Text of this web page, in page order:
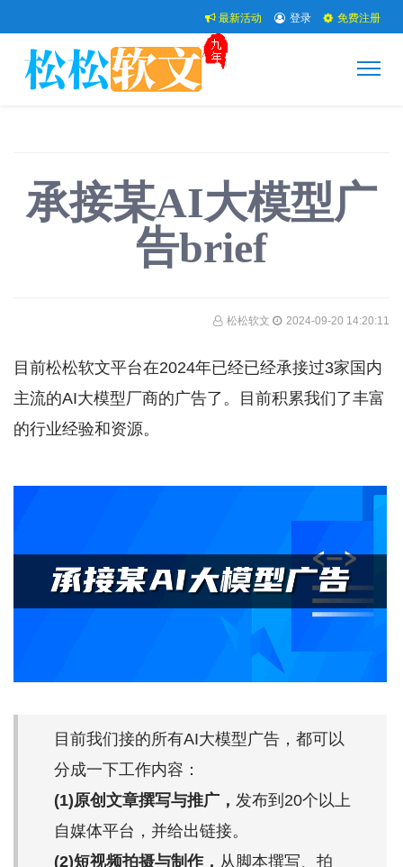
最新活动 登录 免费注册
承接某AI大模型广
告brief
松松软文 2024-09-20 14:20:11
目前松松软文平台在2024年已经已经承接过3家国内
主流的AI大模型厂商的广告了。目前积累我们了丰富
的行业经验和资源。
目前我们接的所有AI大模型广告，都可以
分成一下工作内容：
(1)原创文章撰写与推广， 发布到20个以上
自媒体平台，并给出链接。
(2)短视频拍摄与制作， 从脚本撰写、拍